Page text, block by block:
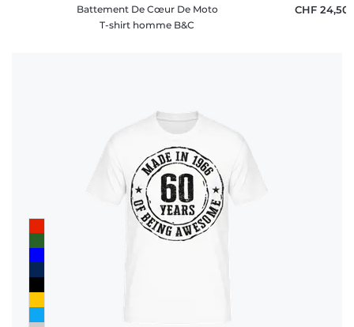
Battement De Cœur De Moto
T-shirt homme B&C
CHF 24,50